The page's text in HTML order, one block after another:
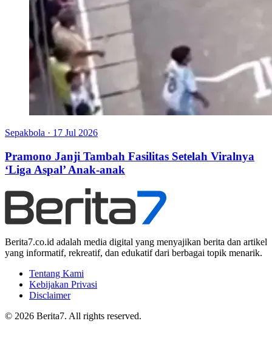
Sepakbola · 17 Jul 2026
Pramono Janji Tambah Fasilitas Setelah Viralnya
‘Liga Aspal’ Anak-anak
Berita7.co.id adalah media digital yang menyajikan berita dan artikel
yang informatif, rekreatif, dan edukatif dari berbagai topik menarik.
Tentang Kami
Kebijakan Privasi
Disclaimer
© 2026 Berita7. All rights reserved.